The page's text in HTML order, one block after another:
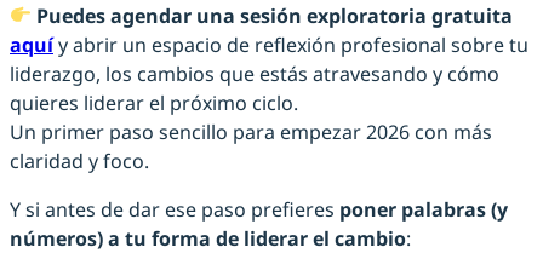
Puedes agendar una sesión exploratoria gratuita
aquíy abrir un espacio de reflexión profesional sobre tu
liderazgo, los cambios que estás atravesando y cómo
quieres liderar el próximo ciclo.
Un primer paso sencillo para empezar 2026 con más
claridad y foco.
Y si antes de dar ese paso prefieres poner palabras (y
números) a tu forma de liderar el cambio: